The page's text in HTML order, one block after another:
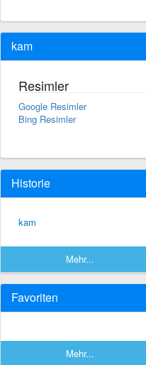
kam
Resimler
Google Resimler
Bing Resimler
Historie
kam
Mehr...
Favoriten
Mehr...